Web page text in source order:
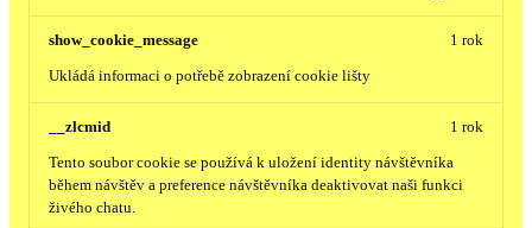
show_cookie_message
Ukládá informaci o potřebě zobrazení cookie lišty
1 rok
__zlcmid
Tento soubor cookie se používá k uložení identity návštěvníka
během návštěv a preference návštěvníka deaktivovat naši funkci
živého chatu.
1 rok